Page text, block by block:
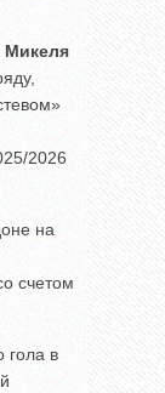
Микеля
2026
на
счетом
гола в